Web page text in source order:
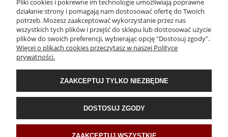
DO KOSZYKA
INFORMACJE
Pliki cookies i pokrewne im technologie umożliwiają poprawne
działanie strony i pomagają nam dostosować ofertę do Twoich
potrzeb. Możesz zaakceptować wykorzystanie przez nas
wszystkich tych plików i przejść do sklepu lub dostosować użycie
plików do swoich preferencji, wybierając opcję "Dostosuj zgody".
Więcej o plikach cookies przeczytasz w naszej Polityce
prywatności.
ZAAKCEPTUJ TYLKO NIEZBĘDNE
DOSTOSUJ ZGODY
ZAAKCEPTUJ WSZYSTKIE